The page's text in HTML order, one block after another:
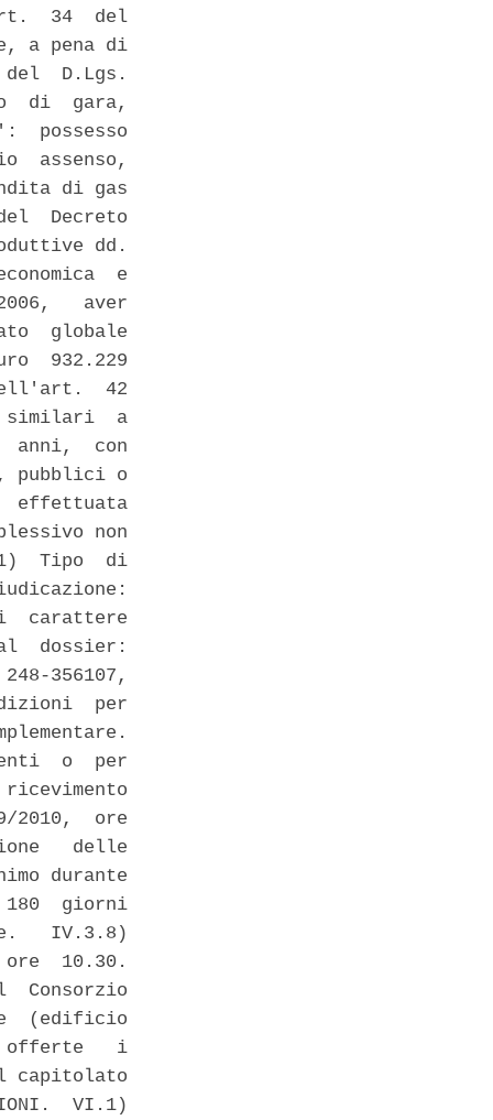
34  del
a pena di
D.Lgs.
di  gara,
possesso
assenso,
di gas
Decreto
dd.
e
aver
globale
932.229
42
similari  a
anni,  con
pubblici o
effettuata
non
Tipo  di
carattere
dossier:
356107,
per
o  per
2010,  ore
delle
durante
giorni
IV.3.8)
10.30.
Consorzio
(edificio
offerte   i
capitolato
VI.1)